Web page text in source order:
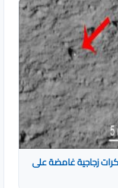
كرات زجاجية غامضة على